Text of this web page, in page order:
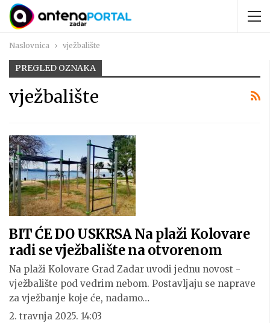
Naslovnica vježbalište
PREGLED OZNAKA
vježbalište
BIT ĆE DO USKRSA Na plaži Kolovare
radi se vježbalište na otvorenom
Na plaži Kolovare Grad Zadar uvodi jednu novost -
vježbalište pod vedrim nebom. Postavljaju se naprave
za vježbanje koje će, nadamo…
2. travnja 2025. 14:03